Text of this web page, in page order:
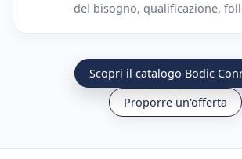
del bisogno, qualificazione,
Scopri il catalogo Bodic
Proporre un'offerta